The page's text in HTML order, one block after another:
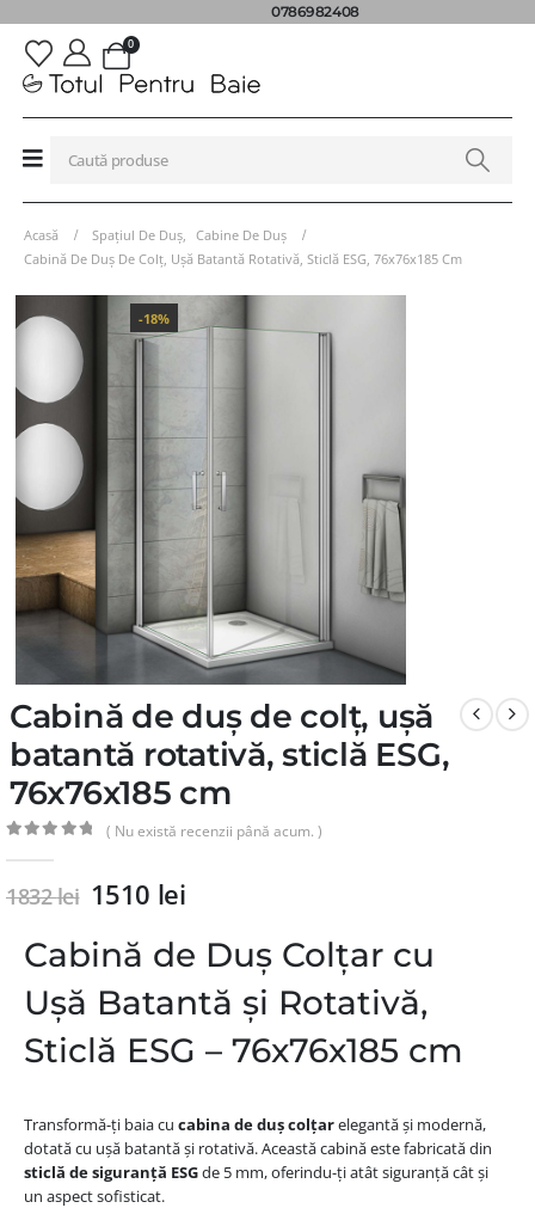
0786982408
0
Acasă Spațiul De Duș
Cabine De Duș
Cabină De Duș De Colț, Ușă Batantă Rotativă, Sticlă ESG, 76x76x185 Cm
-18%
Cabină de duș de colț, ușă
batantă rotativă, sticlă ESG,
76x76x185 cm
( Nu există recenzii până acum. )
1832lei 1510 lei
Cabină de Duș Colțar cu
Ușă Batantă și Rotativă,
Sticlă ESG – 76x76x185 cm
Transformă-ți baia cu cabina de duș colțarelegantă și modernă,
dotată cu ușă batantă și rotativă. Această cabină este fabricată din
sticlă de siguranță ESGde 5 mm, oferindu-ți atât siguranță cât și
un aspect sofisticat.